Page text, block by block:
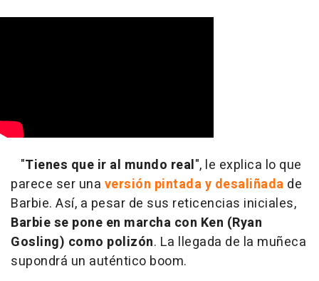
"Tienes que ir al mundo real", le explica lo que
parece ser una versión pintada y desaliñada de
Barbie. Así, a pesar de sus reticencias iniciales,
Barbie se pone en marcha con Ken (Ryan
Gosling) como polizón. La llegada de la muñeca
supondrá un auténtico boom.